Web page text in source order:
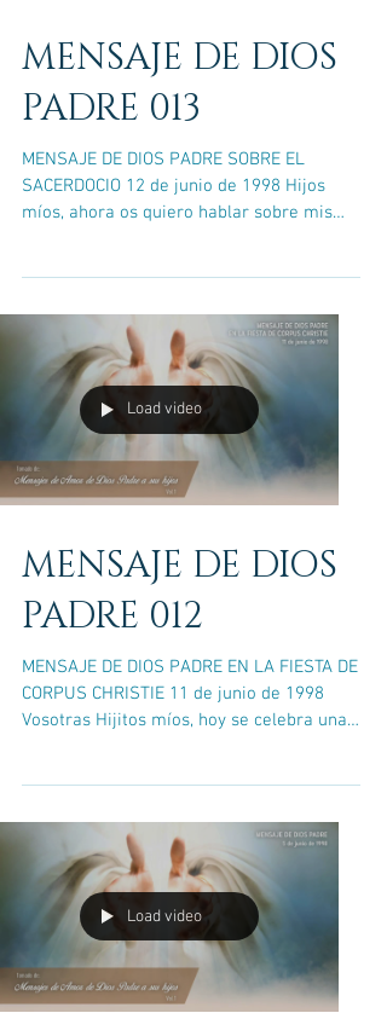
MENSAJE DE DIOS
PADRE 013
MENSAJE DE DIOS PADRE SOBRE EL
SACERDOCIO 12 de junio de 1998 Hijos
míos, ahora os quiero hablar sobre mis
Load video
MENSAJE DE DIOS
PADRE 012
MENSAJE DE DIOS PADRE EN LA FIESTA DE
CORPUS CHRISTIE 11 de junio de 1998
Vosotras Hijitos míos, hoy se celebra una
Load video